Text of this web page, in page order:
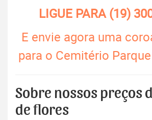
LIGUE PARA(19)
E envie agora uma
para o Cemitério
Sobre nossos preços
de flores